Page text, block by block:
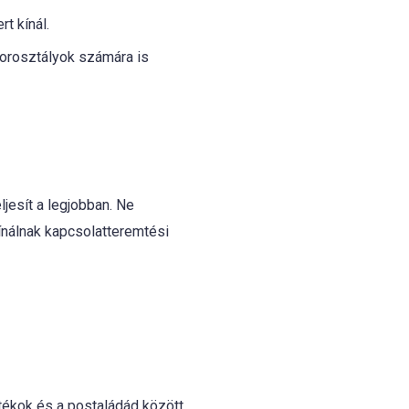
kínál.
számára is
a legjobban. Ne
kapcsolatteremtési
és a postaládád között.